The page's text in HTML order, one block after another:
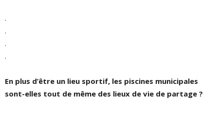
.
.
.
.
En plus d’être un lieu sportif, les piscines municipales
sont-elles tout de même des lieux de vie de partage ?